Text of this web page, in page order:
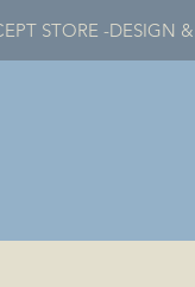
STORE -DESIGN &